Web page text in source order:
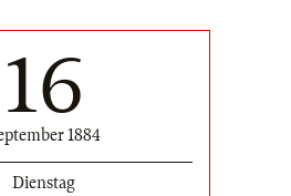
16
1884
Dienstag